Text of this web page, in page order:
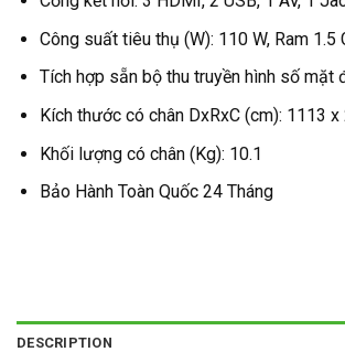
Công suất tiêu thụ (W): 110 W, Ram 1.5
Tích hợp sẵn bộ thu truyền hình số mặt
Kích thước có chân DxRxC (cm): 1113
Khối lượng có chân (Kg): 10.1
Bảo Hành Toàn Quốc 24 Tháng
DESCRIPTION